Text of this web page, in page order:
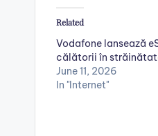
Related
Vodafone lansează
călătorii în
June 11, 2026
In "Internet"